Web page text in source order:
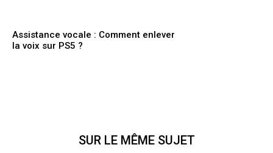
Assistance vocale : Comment enlever
la voix sur PS5 ?
SUR LE MÊME SUJET